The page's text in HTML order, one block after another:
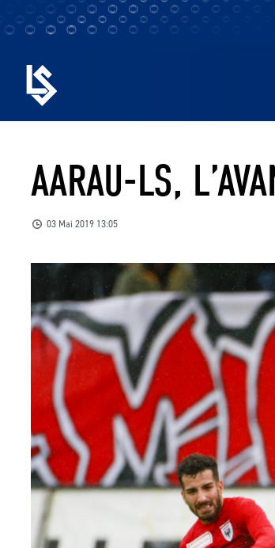
AARAU-LS,
03 Mai 2019 13:05